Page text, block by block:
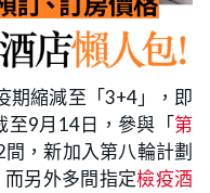
期縮減至「3+4」，即
至9月14日，參與「第
間，新加入第八輪計劃
另外多間指定檢疫酒